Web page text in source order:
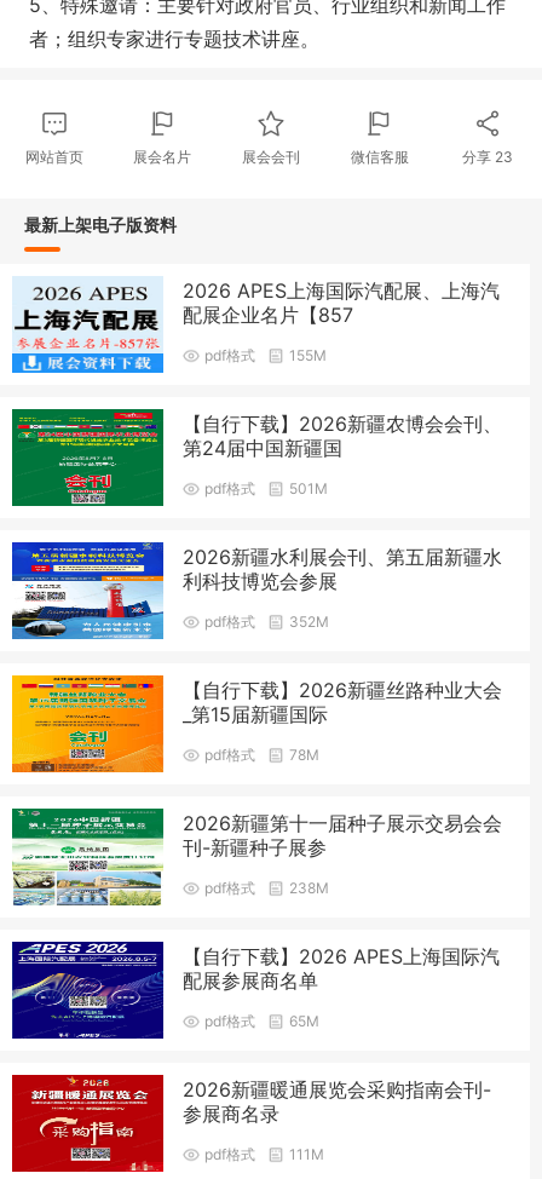
5、特殊邀请：主要针对政府官员、行业组织和新闻工作
者；组织专家进行专题技术讲座。
网站首页 展会名片 展会会刊 微信客服 分享 23
最新上架电子版资料
2026 APES上海国际汽配展、上海汽
配展企业名片【857
pdf格式 155M
【自行下载】2026新疆农博会会刊、
第24届中国新疆国
pdf格式 501M
2026新疆水利展会刊、第五届新疆水
利科技博览会参展
pdf格式 352M
【自行下载】2026新疆丝路种业大会
_第15届新疆国际
pdf格式 78M
2026新疆第十一届种子展示交易会会
刊-新疆种子展参
pdf格式 238M
【自行下载】2026 APES上海国际汽
配展参展商名单
pdf格式 65M
2026新疆暖通展览会采购指南会刊-
参展商名录
pdf格式 111M